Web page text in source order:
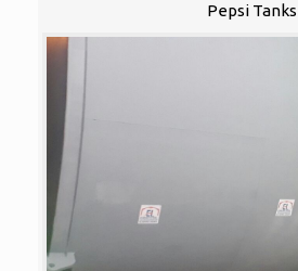
Pepsi Tanks